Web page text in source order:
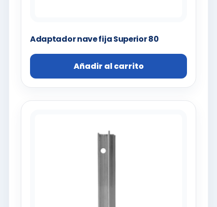
Adaptador nave fija Superior 80
Añadir al carrito